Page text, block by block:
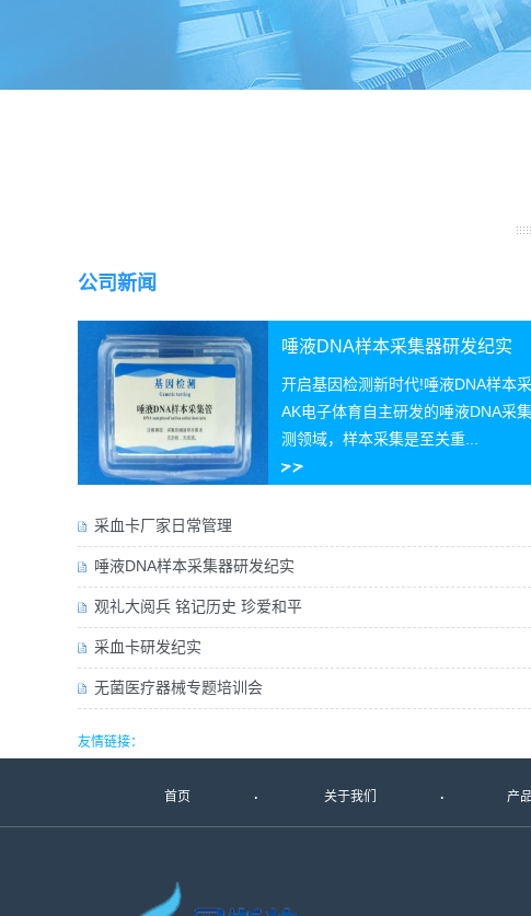
公司新闻
唾液DNA样本采集器研发纪实
开启基因检测新时代!唾液DNA样本
AK电子体育自主研发的唾液DNA采
测领域，样本采集是至关重...
采血卡厂家日常管理
唾液DNA样本采集器研发纪实
观礼大阅兵 铭记历史 珍爱和平
采血卡研发纪实
无菌医疗器械专题培训会
友情链接：
首页 关于我们 产